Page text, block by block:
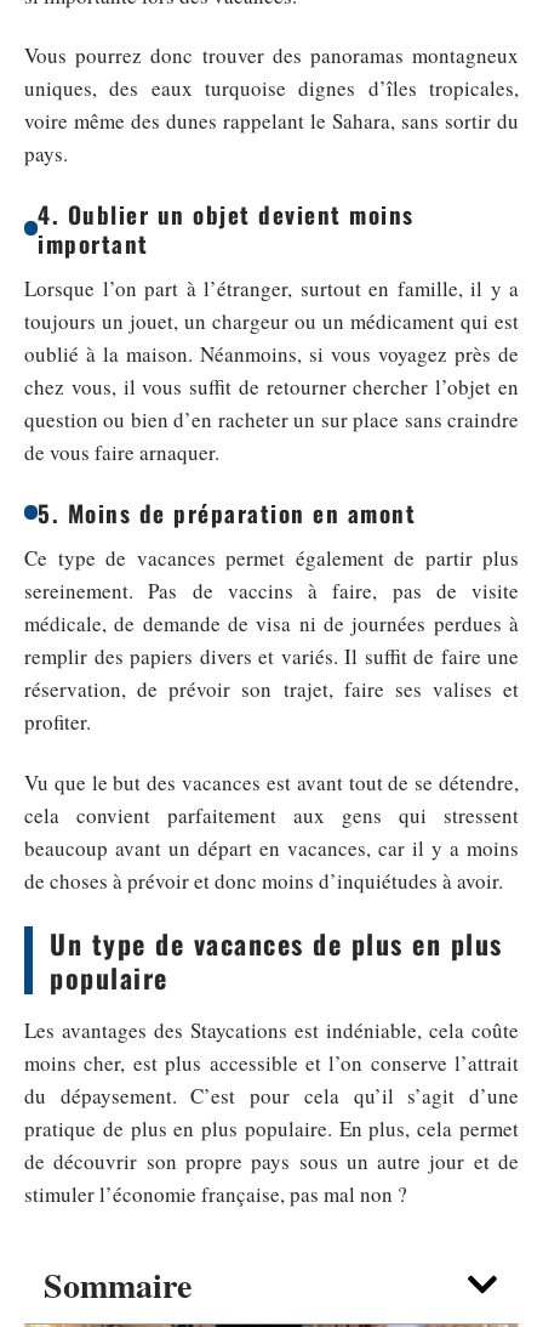
Sommaire
Vous pourrez donc trouver des panoramas montagneux
uniques, des eaux turquoise dignes d’îles tropicales,
voire même des dunes rappelant le Sahara, sans sortir du
pays.
4. Oublier un objet devient moins
important
Lorsque l’on part à l’étranger, surtout en famille, il y a
toujours un jouet, un chargeur ou un médicament qui est
oublié à la maison. Néanmoins, si vous voyagez près de
chez vous, il vous suffit de retourner chercher l’objet en
question ou bien d’en racheter un sur place sans craindre
de vous faire arnaquer.
5. Moins de préparation en amont
Ce type de vacances permet également de partir plus
sereinement. Pas de vaccins à faire, pas de visite
médicale, de demande de visa ni de journées perdues à
remplir des papiers divers et variés. Il suffit de faire une
réservation, de prévoir son trajet, faire ses valises et
profiter.
Vu que le but des vacances est avant tout de se détendre,
cela convient parfaitement aux gens qui stressent
beaucoup avant un départ en vacances, car il y a moins
de choses à prévoir et donc moins d’inquiétudes à avoir.
Un type de vacances de plus en plus
populaire
Les avantages des Staycations est indéniable, cela coûte
moins cher, est plus accessible et l’on conserve l’attrait
du dépaysement. C’est pour cela qu’il s’agit d’une
pratique de plus en plus populaire. En plus, cela permet
de découvrir son propre pays sous un autre jour et de
stimuler l’économie française, pas mal non ?